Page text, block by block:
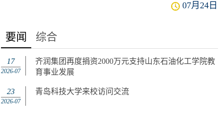
07月24日
要闻 综合
17
2026-07
齐润集团再度捐资2000万元支持山东石油化工学院教
育事业发展
23
2026-07
青岛科技大学来校访问交流